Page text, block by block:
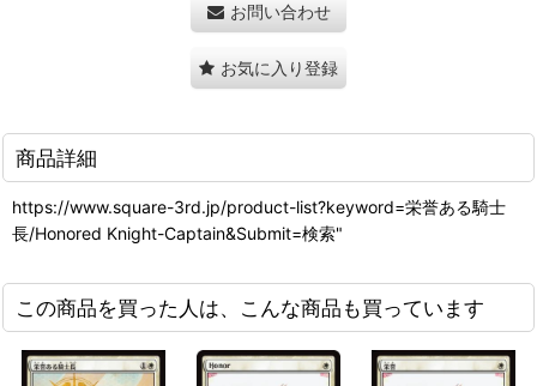
お問い合わせ
お気に入り登録
商品詳細
https://www.square-3rd.jp/product-list?keyword=栄誉ある騎士
長/Honored Knight-Captain&Submit=検索"
この商品を買った人は、こんな商品も買っています